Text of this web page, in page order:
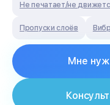
Не печатает/не
Пропуски слоёв
Мне